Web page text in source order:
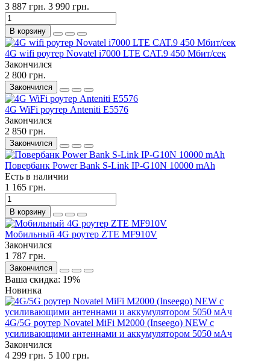
3 887 грн. 3 990 грн.
В корзину
4G wifi роутер Novatel i7000 LTE CAT.9 450 Мбит/сек
Закончился
2 800 грн.
Закончился
4G WiFi роутер Anteniti E5576
Закончился
2 850 грн.
Закончился
Повербанк Power Bank S-Link IP-G10N 10000 mAh
Есть в наличии
1 165 грн.
В корзину
Мобильный 4G роутер ZTE MF910V
Закончился
1 787 грн.
Закончился
Ваша скидка: 19%
Новинка
4G/5G роутер Novatel MiFi M2000 (Inseego) NEW с
усиливающими антеннами и аккумулятором 5050 мАч
Закончился
4 299 грн. 5 100 грн.